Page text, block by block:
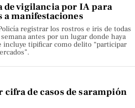
de vigilancia por IA para
a manifestaciones
registrar los rostros e iris de todas
antes por un lugar donde haya
incluye tipificar como delito “participar
cifra de casos de sarampión